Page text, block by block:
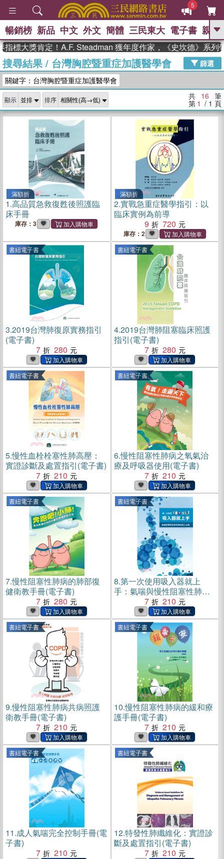
5
GO
熱搜： 東野圭吾 、 The Odyssey 、
父親節 、 如果歷史是一群喵 、 暑期
推薦 、
念華 、 台灣的李登輝時代 、 數學女
孩：黎曼猜想
偉大的迷走神經
暢銷榜 新品 中文 外文 簡體 三民東大 電子書 親子
大獎肯定！A.F. Steadman 獲年度作家，《史坎德》系列帶
搜尋結果/ 台灣胸腔暨重症加護醫學會
篩選
關鍵字：台灣胸腔暨重症加護醫學會
顯示 排序 共 16 筆
第 1 / 1 頁
滿額折
1.高品質急救復甦後照護臨
床手冊
庫存：3
滿額折
2.實戰急重症醫學指引：以
臨床實例為前導
9
720
庫存：2
書紐電子書
3.2019台灣肺復原實務指引
(電子書)
7
280
書紐電子書
4.2019台灣肺阻塞臨床照護
指引(電子書)
7
280
書紐電子書
5.慢性血栓栓塞性肺高壓：
實證診斷及處置指引(電子書)
7
210
書紐電子書
6.慢性阻塞性肺病之氧氣治
療及呼吸器使用(電子書)
7
210
書紐電子書
7.慢性阻塞性肺病的肺部復
健衛教手冊(電子書)
7
280
書紐電子書
8.第一次使用吸入器就上
手：氣喘與慢性阻塞性肺病
吸入治療(電子書)
7 210
書紐電子書
9.慢性阻塞性肺病共病照護
衛教手冊(電子書)
7
210
書紐電子書
10.慢性阻塞性肺病的緩和療
護手冊(電子書)
7
210
書紐電子書
11.成人氣喘完全控制手冊(電
子書)
7
210
書紐電子書
12.特發性肺纖維化：實證診
斷及處置指引(電子書)
7
210